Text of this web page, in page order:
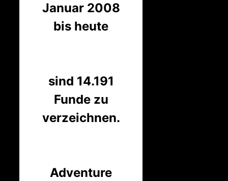
Januar 2008
bis heute
sind 14.191
Funde zu
verzeichnen.
Adventure